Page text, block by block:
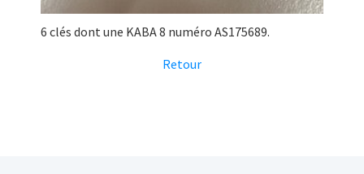
6 clés dont une KABA 8 numéro AS175689.
Retour